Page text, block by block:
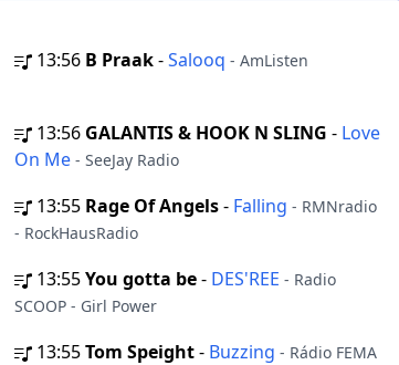
13:56 B Praak-Salooq - AmListen
13:56 GALANTIS & HOOK N SLING - Love
On Me - SeeJay Radio
13:55 Rage Of Angels- Falling - RMNradio
- RockHausRadio
13:55You gotta be- DES'REE - Radio
SCOOP - Girl Power
13:55Tom Speight- Buzzing - Rádio FEMA